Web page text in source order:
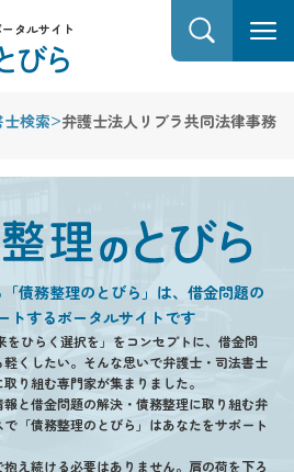
タルサイト
検索>弁護士法人リブラ共同法律事務
債務整理のとびら」は、借金問題の
トするポータルサイトです
をひらく選択を」をコンセプトに、借金問
くしたい。そんな思いで弁護士・司法書士
り組む専門家が集まりました。
と借金問題の解決・債務整理に取り組む弁
「債務整理のとびら」はあなたをサポート
え続ける必要はありません。肩の荷を下ろ